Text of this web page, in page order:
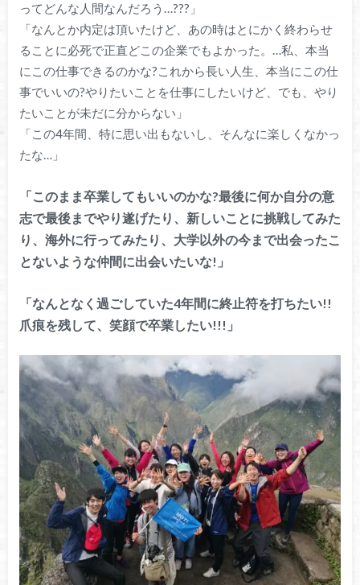
ってどんな人間なんだろう…???」
「なんとか内定は頂いたけど、あの時はとにかく終わらせ
ることに必死で正直どこの企業でもよかった。…私、本当
にこの仕事できるのかな?これから長い人生、本当にこの仕
事でいいの?やりたいことを仕事にしたいけど、でも、やり
たいことが未だに分からない」
「この4年間、特に思い出もないし、そんなに楽しくなかっ
たな…」
「このまま卒業してもいいのかな?最後に何か自分の意
志で最後までやり遂げたり、新しいことに挑戦してみた
り、海外に行ってみたり、大学以外の今まで出会ったこ
とないような仲間に出会いたいな!」
「なんとなく過ごしていた4年間に終止符を打ちたい!!
爪痕を残して、笑顔で卒業したい!!!」